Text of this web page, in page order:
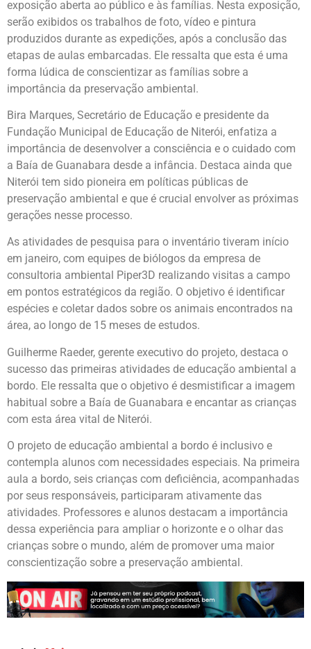
exposição aberta ao público e às famílias. Nesta exposição,
serão exibidos os trabalhos de foto, vídeo e pintura
produzidos durante as expedições, após a conclusão das
etapas de aulas embarcadas. Ele ressalta que esta é uma
forma lúdica de conscientizar as famílias sobre a
importância da preservação ambiental.
Bira Marques, Secretário de Educação e presidente da
Fundação Municipal de Educação de Niterói, enfatiza a
importância de desenvolver a consciência e o cuidado com
a Baía de Guanabara desde a infância. Destaca ainda que
Niterói tem sido pioneira em políticas públicas de
preservação ambiental e que é crucial envolver as próximas
gerações nesse processo.
As atividades de pesquisa para o inventário tiveram início
em janeiro, com equipes de biólogos da empresa de
consultoria ambiental Piper3D realizando visitas a campo
em pontos estratégicos da região. O objetivo é identificar
espécies e coletar dados sobre os animais encontrados na
área, ao longo de 15 meses de estudos.
Guilherme Raeder, gerente executivo do projeto, destaca o
sucesso das primeiras atividades de educação ambiental a
bordo. Ele ressalta que o objetivo é desmistificar a imagem
habitual sobre a Baía de Guanabara e encantar as crianças
com esta área vital de Niterói.
O projeto de educação ambiental a bordo é inclusivo e
contempla alunos com necessidades especiais. Na primeira
aula a bordo, seis crianças com deficiência, acompanhadas
por seus responsáveis, participaram ativamente das
atividades. Professores e alunos destacam a importância
dessa experiência para ampliar o horizonte e o olhar das
crianças sobre o mundo, além de promover uma maior
conscientização sobre a preservação ambiental.